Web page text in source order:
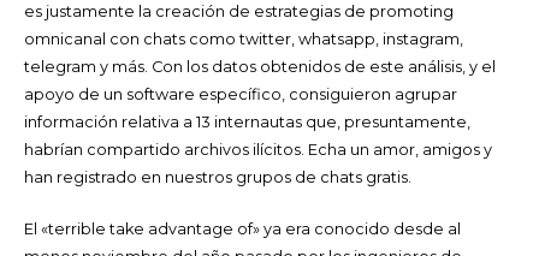
es justamente la creación de estrategias de promoting
omnicanal con chats como twitter, whatsapp, instagram,
telegram y más. Con los datos obtenidos de este análisis, y el
apoyo de un software específico, consiguieron agrupar
información relativa a 13 internautas que, presuntamente,
habrían compartido archivos ilícitos. Echa un amor, amigos y
han registrado en nuestros grupos de chats gratis.
El «terrible take advantage of» ya era conocido desde al